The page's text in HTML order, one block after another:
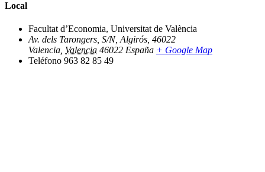
Local
Facultat d’Economia, Universitat de València
Av. dels Tarongers, S/N, Algirós, 46022
Valencia Valencia 46022 España + Google Map
Teléfono 963 82 85 49